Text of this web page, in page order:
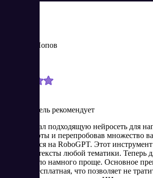
Валерий Попов
Пользователь рекомендует
Долго искал подходящую нейросеть для
своей работы и перепробовав множество
остановился на RoboGPT. Этот
создавать тексты любой тематики. Теперь
статей стало намного проще. Основное
система бесплатная, что позволяет не